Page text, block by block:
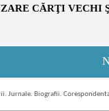
CĂRŢI VECHI
Jurnale. Biografii.